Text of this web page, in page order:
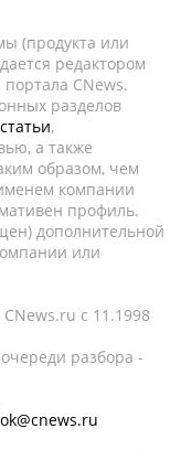
(продукта или
редактором
CNews.
разделов
статьи,
а также
образом, чем
компании
профиль.
дополнительной
или
c 11.1998
разбора -